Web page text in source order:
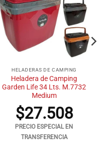
HELADERAS DE CAMPING
Heladera de Camping
Garden Life 34 Lts. M.7732
Medium
$27.508
PRECIO ESPECIAL EN
TRANSFERENCIA